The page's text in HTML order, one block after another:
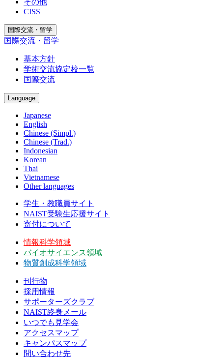
その他
CISS
国際交流・留学
国際交流・留学
基本方針
学術交流協定校一覧
国際交流
Language
Japanese
English
Chinese (Simpl.)
Chinese (Trad.)
Indonesian
Korean
Thai
Vietnamese
Other languages
学生・教職員サイト
NAIST受験生応援サイト
寄付について
情報科学領域
バイオサイエンス領域
物質創成科学領域
刊行物
採用情報
サポーターズクラブ
NAIST終身メール
いつでも見学会
アクセスマップ
キャンパスマップ
問い合わせ先